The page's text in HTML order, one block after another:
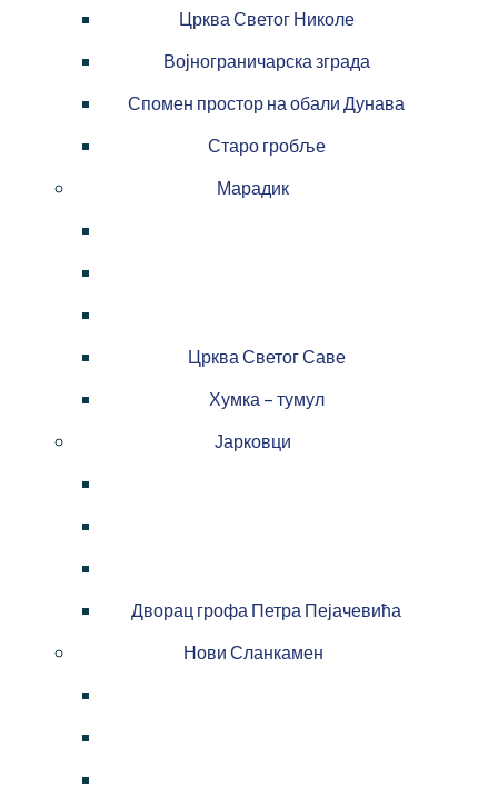
Црква Светог Николе
Војнограничарска зграда
Спомен простор на обали Дунава
Старо гробље
Марадик
Црква Светог Саве
Хумка – тумул
Јарковци
Дворац грофа Петра Пејачевића
Нови Сланкамен